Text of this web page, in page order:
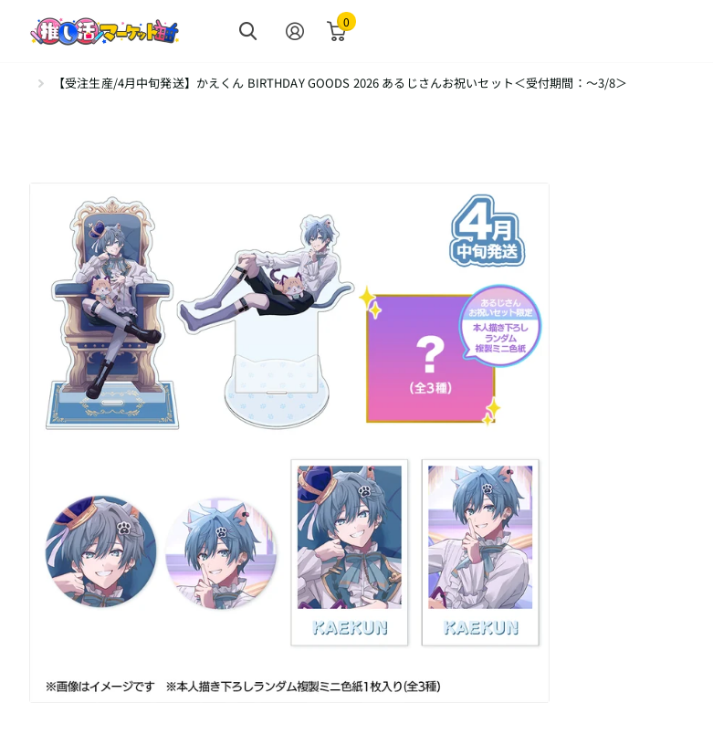
0
【受注生産/4月中旬発送】かえくん BIRTHDAY GOODS 2026 あるじさんお祝いセット＜受付期間：～3/8＞